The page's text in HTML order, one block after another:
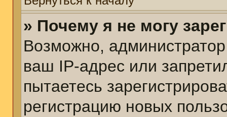
» Почему я не могу
Возможно,
ваш IP-адрес или
пытаетесь
регистрацию новых